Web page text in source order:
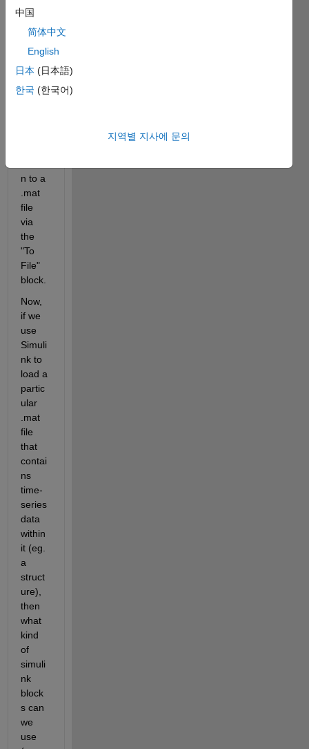
Hi all.
that
time-
n to a
.mat
file
via
the
"To
File"
block.
Now,
if we
use
Simuli
nk to
load a
partic
ular
.mat
file
that
contai
ns
time-
series
data
within
it (eg.
a
struct
ure),
then
what
kind
of
simuli
nk
block
s can
we
use
中国
简体中文
English
日本 (日本語)
한국 (한국어)
지역별 지사에 문의